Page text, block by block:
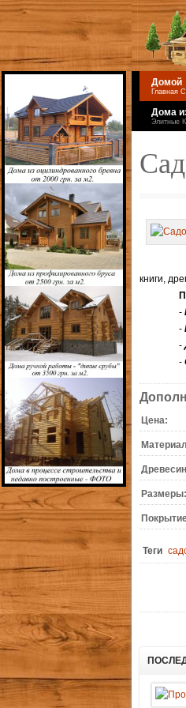
Домой
Главная
Дома
Элитные
книги,
-
-
-
-
Цена:
Размеры:
Теги